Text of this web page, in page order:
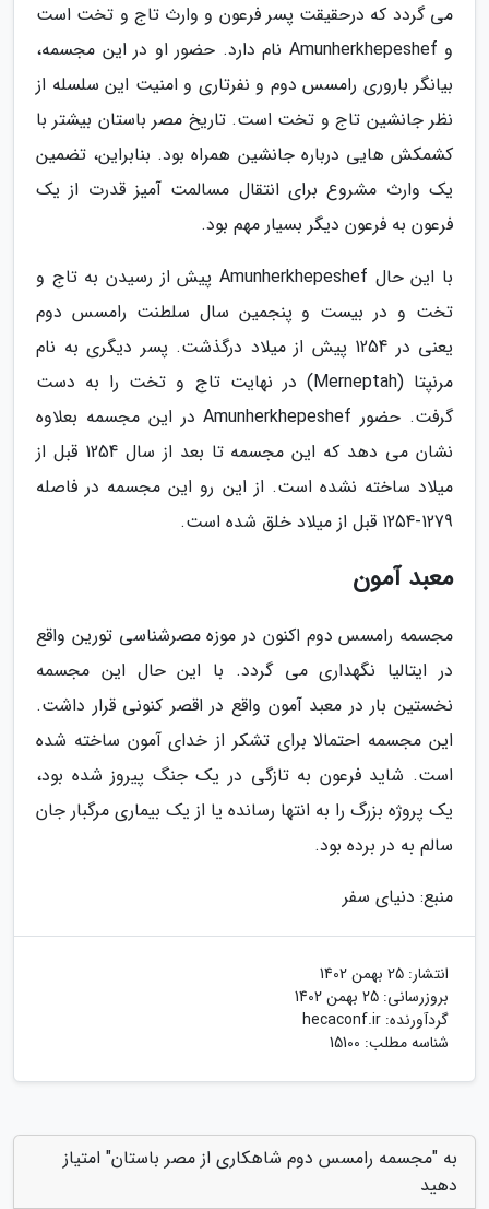
می گردد که درحقیقت پسر فرعون و وارث تاج و تخت است
و Amunherkhepeshef نام دارد. حضور او در این مجسمه،
بیانگر باروری رامسس دوم و نفرتاری و امنیت این سلسله از
نظر جانشین تاج و تخت است. تاریخ مصر باستان بیشتر با
کشمکش هایی درباره جانشین همراه بود. بنابراین، تضمین
یک وارث مشروع برای انتقال مسالمت آمیز قدرت از یک
فرعون به فرعون دیگر بسیار مهم بود.
با این حال Amunherkhepeshef پیش از رسیدن به تاج و
تخت و در بیست و پنجمین سال سلطنت رامسس دوم
یعنی در 1254 پیش از میلاد درگذشت. پسر دیگری به نام
مرنپتا (Merneptah) در نهایت تاج و تخت را به دست
گرفت. حضور Amunherkhepeshef در این مجسمه بعلاوه
نشان می دهد که این مجسمه تا بعد از سال 1254 قبل از
میلاد ساخته نشده است. از این رو این مجسمه در فاصله
1279-1254 قبل از میلاد خلق شده است.
معبد آمون
مجسمه رامسس دوم اکنون در موزه مصرشناسی تورین واقع
در ایتالیا نگهداری می گردد. با این حال این مجسمه
نخستین بار در معبد آمون واقع در اقصر کنونی قرار داشت.
این مجسمه احتمالا برای تشکر از خدای آمون ساخته شده
است. شاید فرعون به تازگی در یک جنگ پیروز شده بود،
یک پروژه بزرگ را به انتها رسانده یا از یک بیماری مرگبار جان
سالم به در برده بود.
منبع: دنیای سفر
انتشار: 25 بهمن 1402
بروزرسانی: 25 بهمن 1402
گردآورنده: hecaconf.ir
شناسه مطلب: 15100
به "مجسمه رامسس دوم شاهکاری از مصر باستان" امتیاز
دهید